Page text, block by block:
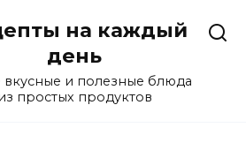
на каждый
день
вкусные и полезные блюда
простых продуктов